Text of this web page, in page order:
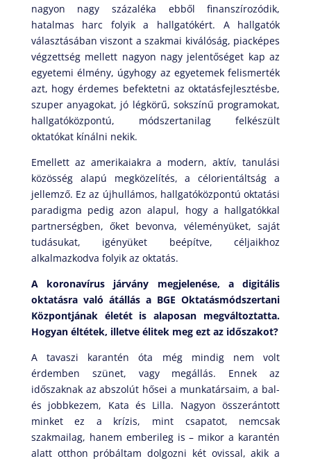
nagyon nagy százaléka ebből finanszírozódik,
hatalmas harc folyik a hallgatókért. A hallgatók
választásában viszont a szakmai kiválóság, piacképes
végzettség mellett nagyon nagy jelentőséget kap az
egyetemi élmény, úgyhogy az egyetemek felismerték
azt, hogy érdemes befektetni az oktatásfejlesztésbe,
szuper anyagokat, jó légkörű, sokszínű programokat,
hallgatóközpontú, módszertanilag felkészült
oktatókat kínálni nekik.
Emellett az amerikaiakra a modern, aktív, tanulási
közösség alapú megközelítés, a célorientáltság a
jellemző. Ez az újhullámos, hallgatóközpontú oktatási
paradigma pedig azon alapul, hogy a hallgatókkal
partnerségben, őket bevonva, véleményüket, saját
tudásukat, igényüket beépítve, céljaikhoz
alkalmazkodva folyik az oktatás.
A koronavírus járvány megjelenése, a digitális
oktatásra való átállás a BGE Oktatásmódszertani
Központjának életét is alaposan megváltoztatta.
Hogyan éltétek, illetve élitek meg ezt az időszakot?
A tavaszi karantén óta még mindig nem volt
érdemben szünet, vagy megállás. Ennek az
időszaknak az abszolút hősei a munkatársaim, a bal-
és jobbkezem, Kata és Lilla. Nagyon összerántott
minket ez a krízis, mint csapatot, nemcsak
szakmailag, hanem emberileg is – mikor a karantén
alatt otthon próbáltam dolgozni két ovissal, akik a